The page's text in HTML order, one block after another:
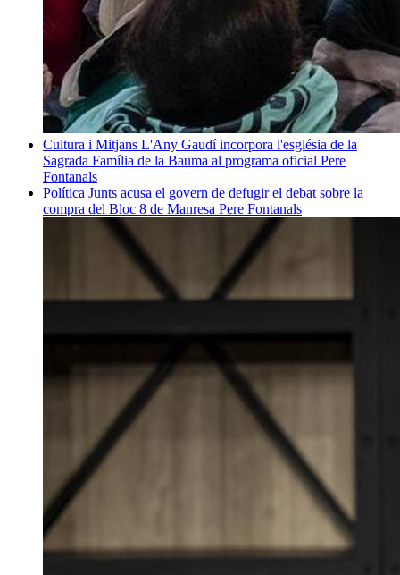
Cultura i Mitjans L'Any Gaudí incorpora l'església de la
Sagrada Família de la Bauma al programa oficial Pere
Fontanals
Política Junts acusa el govern de defugir el debat sobre la
compra del Bloc 8 de Manresa Pere Fontanals